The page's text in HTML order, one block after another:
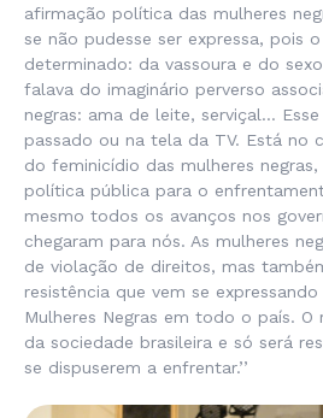
afirmação política das mulheres
se não pudesse ser expressa, pois
determinado: da vassoura e do
falava do imaginário perverso
negras: ama de leite, serviçal…
passado ou na tela da TV. Está no
do feminicídio das mulheres
política pública para o
mesmo todos os avanços nos
chegaram para nós. As mulheres
de violação de direitos, mas
resistência que vem se
Mulheres Negras em todo o país.
da sociedade brasileira e só será
se dispuserem a enfrentar.’’